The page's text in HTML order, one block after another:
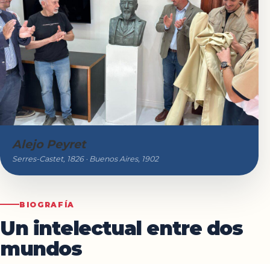
Alejo Peyret
Serres-Castet, 1826 · Buenos Aires, 1902
BIOGRAFÍA
Un intelectual entre dos
mundos